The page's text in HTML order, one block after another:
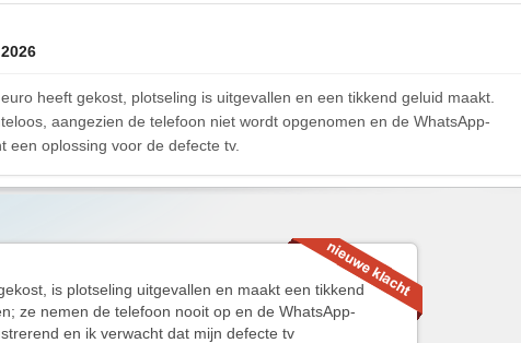
heeft gekost, plotseling is uitgevallen en een tikkend geluid maakt.
aangezien de telefoon niet wordt opgenomen en de WhatsApp-
oplossing voor de defecte tv.
is plotseling uitgevallen en maakt een tikkend
ze nemen de telefoon nooit op en de WhatsApp-
en ik verwacht dat mijn defecte tv